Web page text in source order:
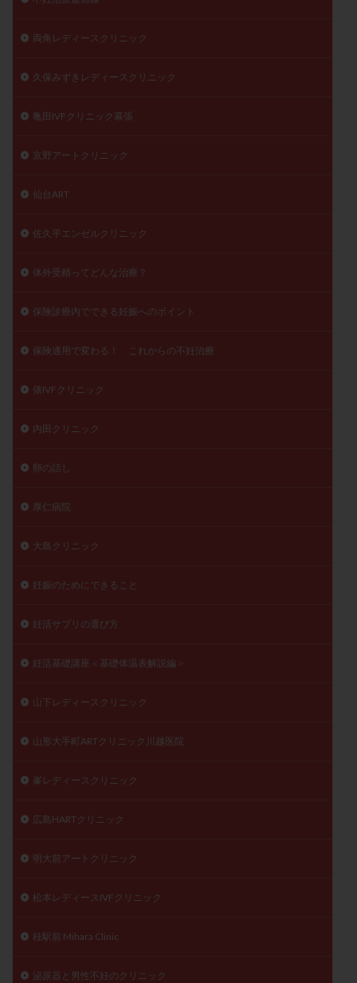
両角レディースクリニック
久保みずきレディースクリニック
亀田IVFクリニック幕張
京野アートクリニック
仙台ART
佐久平エンゼルクリニック
体外受精ってどんな治療？
保険診療内でできる妊娠へのポイント
保険適用で変わる！ これからの不妊治療
俵IVFクリニック
内田クリニック
卵の話し
厚仁病院
大島クリニック
妊娠のためにできること
妊活サプリの選び方
妊活基礎講座＜基礎体温表解説編＞
山下レディースクリニック
山形大手町ARTクリニック川越医院
峯レディースクリニック
広島HARTクリニック
明大前アートクリニック
松本レディースIVFクリニック
桂駅前 Mihara Clinic
泌尿器と男性不妊のクリニック